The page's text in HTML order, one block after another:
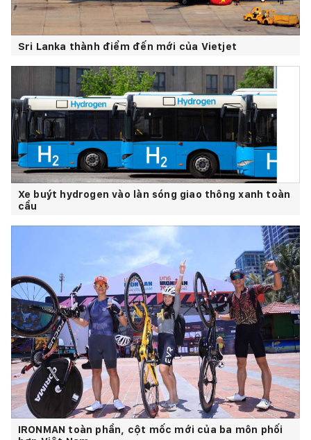
Sri Lanka thành điểm đến mới của Vietjet
Xe buýt hydrogen vào làn sóng giao thông xanh toàn
cầu
IRONMAN toàn phần, cột mốc mới của ba môn phối